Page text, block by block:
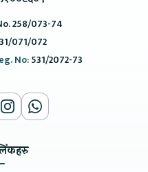
258/073-74
071/072
No:531/2072-73